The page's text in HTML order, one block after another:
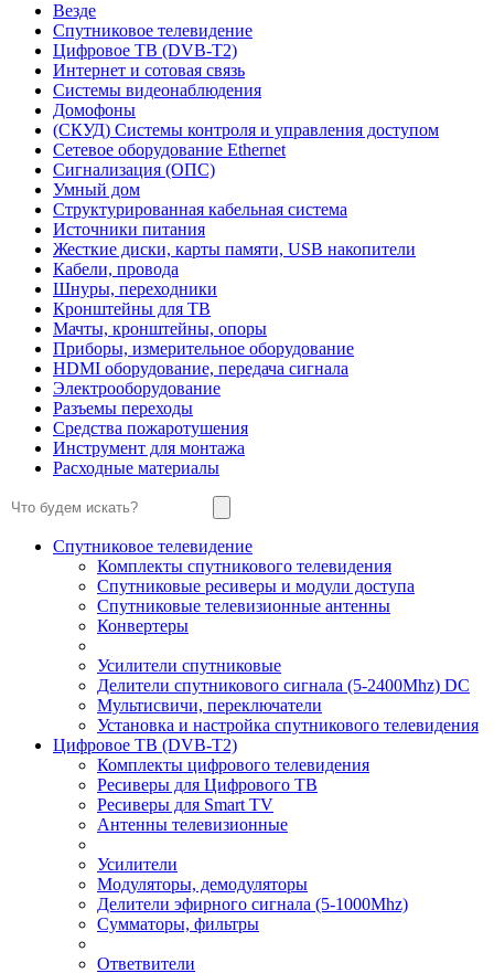
Везде
Спутниковое телевидение
Цифровое ТВ (DVB-T2)
Интернет и сотовая связь
Системы видеонаблюдения
Домофоны
(СКУД) Системы контроля и управления доступом
Сетевое оборудование Ethernet
Сигнализация (ОПС)
Умный дом
Структурированная кабельная система
Источники питания
Жесткие диски, карты памяти, USB накопители
Кабели, провода
Шнуры, переходники
Кронштейны для ТВ
Мачты, кронштейны, опоры
Приборы, измерительное оборудование
HDMI оборудование, передача сигнала
Электрооборудование
Разъемы переходы
Средства пожаротушения
Инструмент для монтажа
Расходные материалы
Спутниковое телевидение
Комплекты спутникового телевидения
Спутниковые ресиверы и модули доступа
Спутниковые телевизионные антенны
Конвертеры
Усилители спутниковые
Делители спутникового сигнала (5-2400Mhz) DC
Мультисвичи, переключатели
Установка и настройка спутникового телевидения
Цифровое ТВ (DVB-T2)
Комплекты цифрового телевидения
Ресиверы для Цифрового ТВ
Ресиверы для Smart TV
Антенны телевизионные
Усилители
Модуляторы, демодуляторы
Делители эфирного сигнала (5-1000Mhz)
Сумматоры, фильтры
Ответвители